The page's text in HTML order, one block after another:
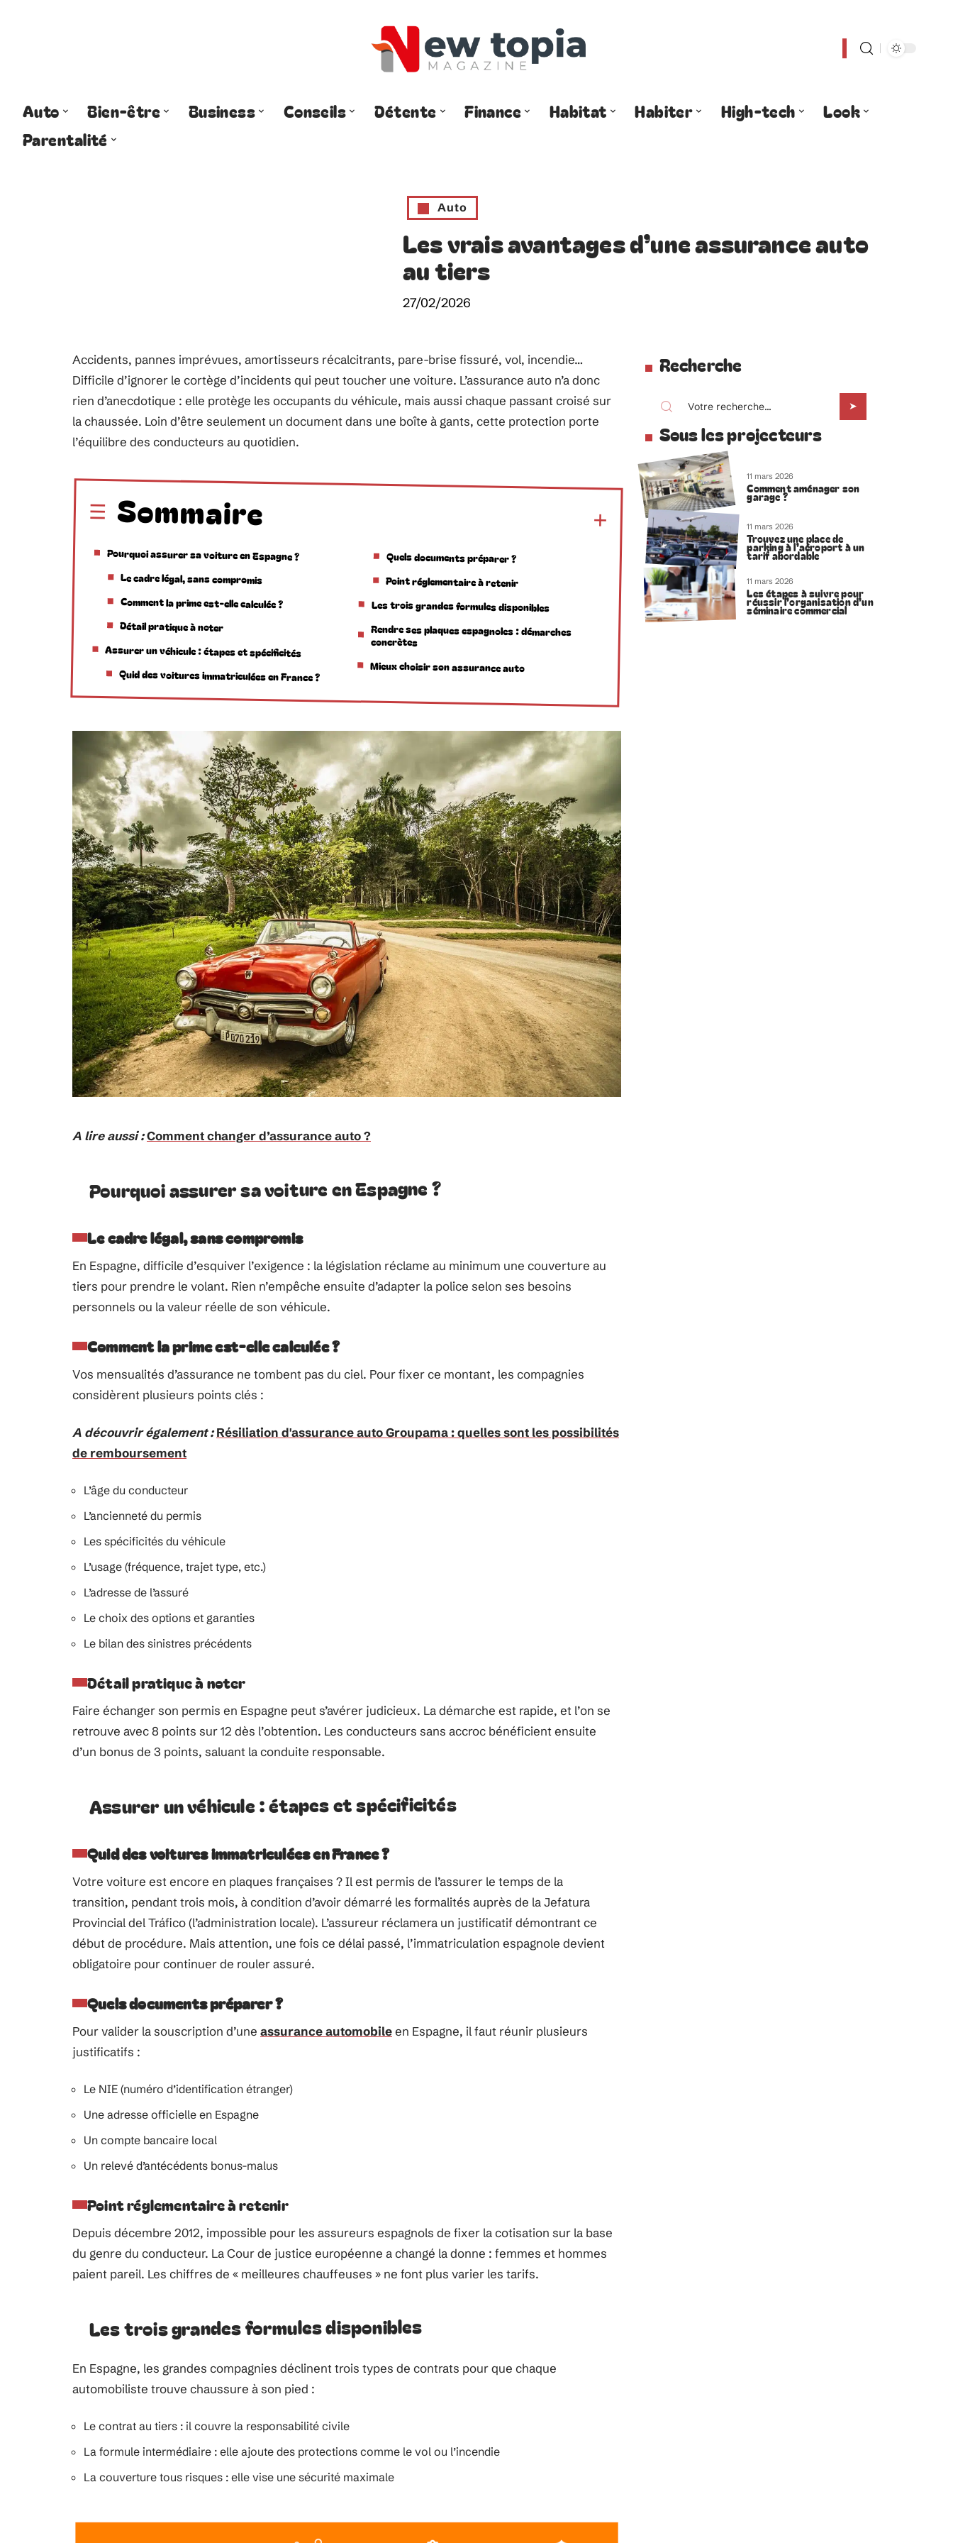
Auto Bien-être Business Conseils Détente Finance Habitat Habiter High-tech
Look
Parentalité
Auto
Les vrais avantages d’une assurance auto
au tiers
27/02/2026
Accidents, pannes imprévues, amortisseurs récalcitrants, pare-brise fissuré, vol, incendie…
Difficile d’ignorer le cortège d’incidents qui peut toucher une voiture. L’assurance auto n’a donc
rien d’anecdotique : elle protège les occupants du véhicule, mais aussi chaque passant croisé sur
la chaussée. Loin d’être seulement un document dans une boîte à gants, cette protection porte
l’équilibre des conducteurs au quotidien.
Sommaire
Pourquoi assurer sa voiture en Espagne ?
Le cadre légal, sans compromis
Comment la prime est-elle calculée ?
Détail pratique à noter
Assurer un véhicule : étapes et spécificités
Quid des voitures immatriculées en France ?
Quels documents préparer ?
Point réglementaire à retenir
Les trois grandes formules disponibles
Rendre ses plaques espagnoles : démarches
concrètes
Mieux choisir son assurance auto
A lire aussi :Comment changer d’assurance auto ?
Pourquoi assurer sa voiture en Espagne ?
Le cadre légal, sans compromis
En Espagne, difficile d’esquiver l’exigence : la législation réclame au minimum une couverture au
tiers pour prendre le volant. Rien n’empêche ensuite d’adapter la police selon ses besoins
personnels ou la valeur réelle de son véhicule.
Comment la prime est-elle calculée ?
Vos mensualités d’assurance ne tombent pas du ciel. Pour fixer ce montant, les compagnies
considèrent plusieurs points clés :
A découvrir également : Résiliation d'assurance auto Groupama : quelles sont les possibilités
de remboursement
L’âge du conducteur
L’ancienneté du permis
Les spécificités du véhicule
L’usage (fréquence, trajet type, etc.)
L’adresse de l’assuré
Le choix des options et garanties
Le bilan des sinistres précédents
Détail pratique à noter
Faire échanger son permis en Espagne peut s’avérer judicieux. La démarche est rapide, et l’on se
retrouve avec 8 points sur 12 dès l’obtention. Les conducteurs sans accroc bénéficient ensuite
d’un bonus de 3 points, saluant la conduite responsable.
Assurer un véhicule : étapes et spécificités
Quid des voitures immatriculées en France ?
Votre voiture est encore en plaques françaises ? Il est permis de l’assurer le temps de la
transition, pendant trois mois, à condition d’avoir démarré les formalités auprès de la Jefatura
Provincial del Tráfico (l’administration locale). L’assureur réclamera un justificatif démontrant ce
début de procédure. Mais attention, une fois ce délai passé, l’immatriculation espagnole devient
obligatoire pour continuer de rouler assuré.
Quels documents préparer ?
Pour valider la souscription d’une assurance automobileen Espagne, il faut réunir plusieurs
justificatifs :
Le NIE (numéro d’identification étranger)
Une adresse officielle en Espagne
Un compte bancaire local
Un relevé d’antécédents bonus-malus
Point réglementaire à retenir
Depuis décembre 2012, impossible pour les assureurs espagnols de fixer la cotisation sur la base
du genre du conducteur. La Cour de justice européenne a changé la donne : femmes et hommes
paient pareil. Les chiffres de « meilleures chauffeuses » ne font plus varier les tarifs.
Les trois grandes formules disponibles
En Espagne, les grandes compagnies déclinent trois types de contrats pour que chaque
automobiliste trouve chaussure à son pied :
Le contrat au tiers : il couvre la responsabilité civile
La formule intermédiaire : elle ajoute des protections comme le vol ou l’incendie
La couverture tous risques : elle vise une sécurité maximale
Recherche
Sous les projecteurs
11 mars 2026
Comment aménager son
garage ?
11 mars 2026
Trouvez une place de
parking à l’aéroport à un
tarif abordable
11 mars 2026
Les étapes à suivre pour
réussir l’organisation d’un
séminaire commercial